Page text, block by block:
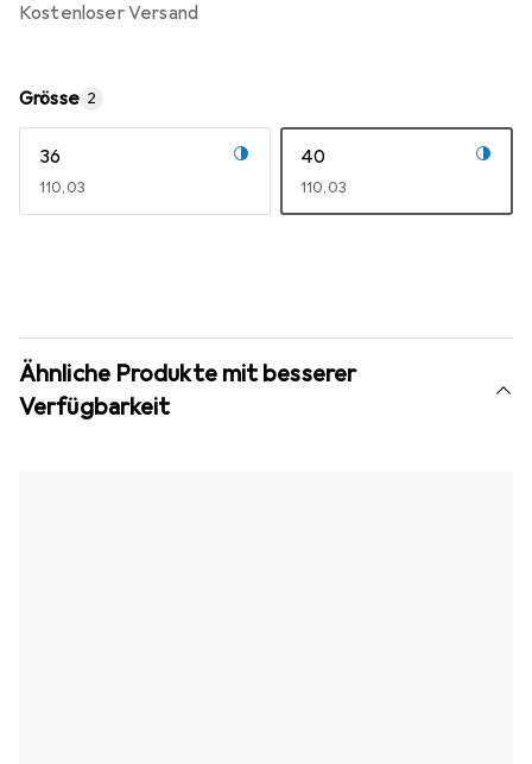
kostenloser Versand
Grösse 2
36
EUR
110,03
40
EUR
110,03
Ähnliche Produkte mit besserer
Verfügbarkeit